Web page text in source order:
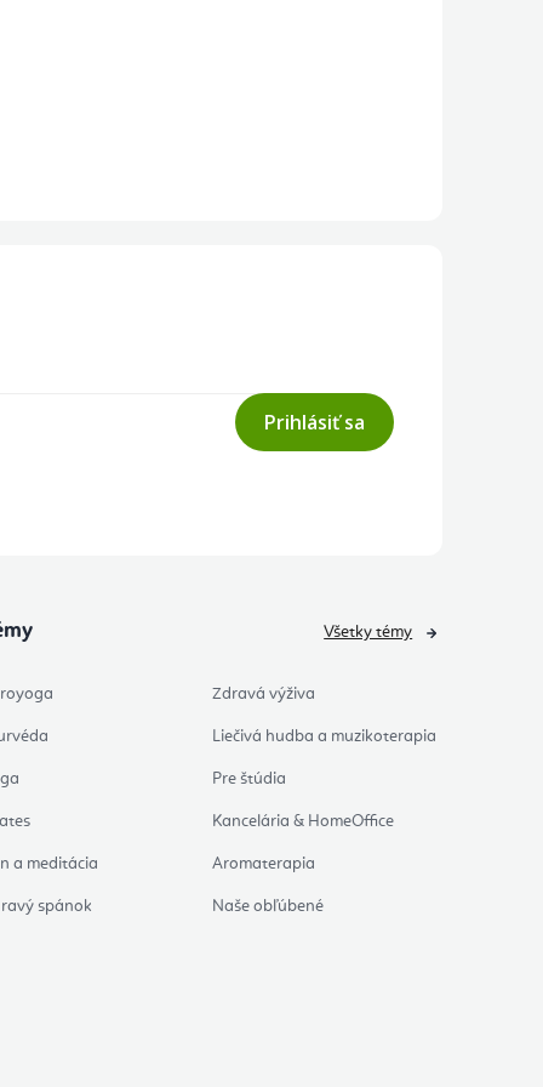
Prihlásiť sa
Zdravá výživa
Liečivá hudba a muzikoterapia
Pre štúdia
Kancelária & HomeOffice
a meditácia Aromaterapia
spánok Naše obľúbené
Všetky témy